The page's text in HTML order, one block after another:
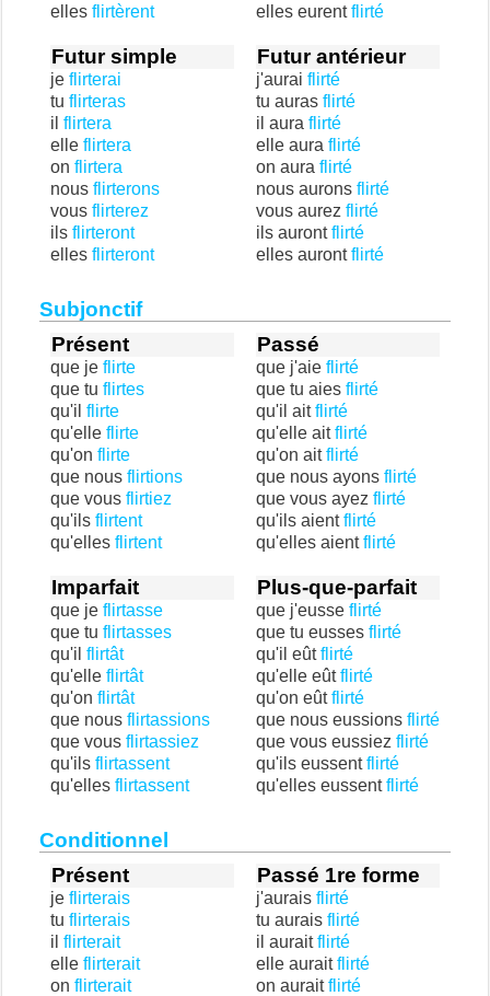
elles flirtèrent
elles eurentflirté
Futur simple
je flirterai
tu flirteras
il flirtera
elle flirtera
on flirtera
nous flirterons
vous flirterez
ils flirteront
elles flirteront
Futur antérieur
j'aurai flirté
tu auras flirté
il aura flirté
elle aura flirté
on aura flirté
nous aurons flirté
vous aurez flirté
ils aurontflirté
elles aurontflirté
Subjonctif
Présent
que je flirte
que tu flirtes
qu'il flirte
qu'elle flirte
qu'on flirte
que nous flirtions
que vous flirtiez
qu'ils flirtent
qu'elles flirtent
Passé
que j'aie flirté
que tu aies flirté
qu'il aitflirté
qu'elle aitflirté
qu'on aitflirté
que nous ayons flirté
que vous ayez flirté
qu'ils aientflirté
qu'elles aientflirté
Imparfait
que je flirtasse
que tu flirtasses
qu'il flirtât
qu'elle flirtât
qu'on flirtât
que nous flirtassions
que vous flirtassiez
qu'ils flirtassent
qu'elles flirtassent
Plus-que-parfait
que j'eusse flirté
que tu eusses flirté
qu'il eûtflirté
qu'elle eûtflirté
qu'on eûtflirté
que nous eussions flirté
que vous eussiez flirté
qu'ils eussentflirté
qu'elles eussentflirté
Conditionnel
Présent
je flirterais
tu flirterais
il flirterait
elle flirterait
on flirterait
Passé 1re forme
j'aurais flirté
tu aurais flirté
il auraitflirté
elle auraitflirté
on auraitflirté